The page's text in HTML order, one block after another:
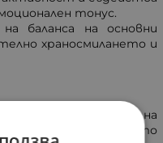
тонус.
баланса на основни
храносмилането и
защитни сили на
за нормалното